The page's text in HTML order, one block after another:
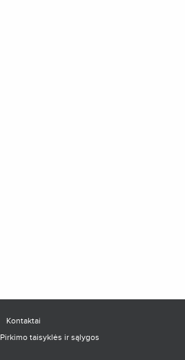
Kontaktai
Pirkimo taisyklės ir sąlygos